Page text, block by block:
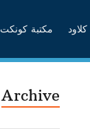
كلاود مكتبة كونكت
Archive